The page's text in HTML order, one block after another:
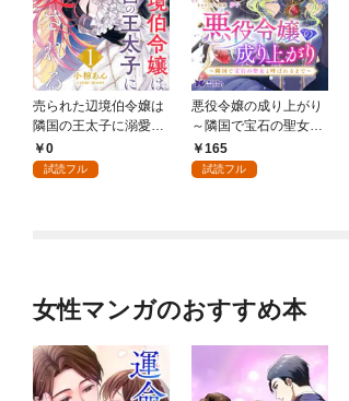
売られた辺境伯令嬢は
隣国の王太子に溺愛さ
れる 1
0
試読フル
悪役令嬢の成り上がり
～隣国で宝石の聖女と
呼ばれるまで～（コミ
ック） 分冊版 1
165
試読フル
女性マンガのおすすめ本